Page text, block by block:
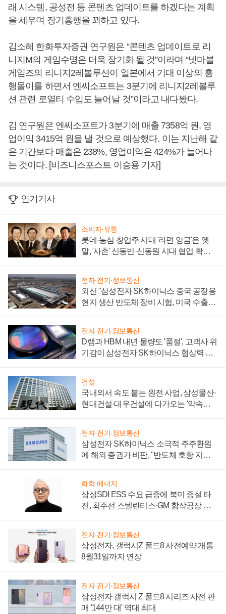
래 시스템, 공성전 등 콘텐츠 업데이트를 하겠다는 계획
을 세우며 장기흥행을 꾀하고 있다.
김소혜 한화투자증권 연구원은 “콘텐츠 업데이트로 리
니지M의 게임수명은 더욱 장기화 될 것”이라며 “넷마블
게임즈의 리니지2레볼루션이 일본에서 기대 이상의 흥
행몰이를 하면서 엔씨소프트는 3분기에 리니지2레볼루
션 관련 로열티 수입도 늘어날 것”이라고 내다봤다.
김 연구원은 엔씨소프트가 3분기에 매출 7358억 원, 영
업이익 3415억 원을 낼 것으로 예상했다. 이는 지난해 같
은 기간보다 매출은 238%, 영업이익은 424%가 늘어나
는 것이다. [비즈니스포스트 이승용 기자]
인기기사
소비자·유통
롯데·농심 창업주 시대 '라면 앙금'은 옛
말, '사촌' 신동빈·신동원 시대 협업 확대
전자·전기·정보통신
외신 "삼성전자 SK하이닉스 중국 공장용
현지 생산 반도체 장비 시험, 미국 수출통
전자·전기·정보통신
D램과 HBM 내년 물량도 '품절', 고객사 위
기감이 삼성전자 SK하이닉스 협상력 더
건설
국내외서 속도 붙는 원전 사업, 삼성물산·
현대건설·대우건설에 다가오는 '약속의
전자·전기·정보통신
삼성전자 SK하이닉스 소극적 주주환원
에 해외 증권가 비판, "반도체 호황 지속
화학·에너지
삼성SDI ESS 수요 급증에 북미 증설 타
진, 최주선 스텔란티스·GM 합작공장 건
전자·전기·정보통신
삼성전자, 갤럭시Z 폴드8 사전예약 개통
8월31일까지 연장
전자·전기·정보통신
삼성전자 갤럭시 Z 폴드8 시리즈 사전 판
매 '144만 대' 역대 최대